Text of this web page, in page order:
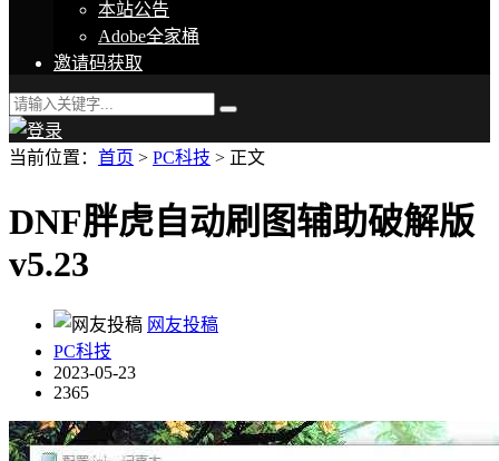
本站公告
Adobe全家桶
邀请码获取
当前位置： 首页 > PC科技 > 正文
DNF胖虎自动刷图辅助破解版
v5.23
网友投稿
PC科技
2023-05-23
2365